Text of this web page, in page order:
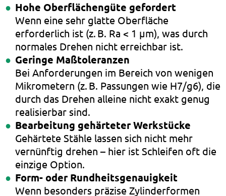
Hohe Oberflächengüte gefordert
Wenn eine sehr glatte Oberfläche
erforderlich ist (z. B. Ra < 1 µm), was durch
normales Drehen nicht erreichbar ist.
Geringe Maßtoleranzen
Bei Anforderungen im Bereich von wenigen
Mikrometern (z. B. Passungen wie H7/g6), die
durch das Drehen alleine nicht exakt genug
realisierbar sind.
Bearbeitung gehärteter Werkstücke
Gehärtete Stähle lassen sich nicht mehr
vernünftig drehen – hier ist Schleifen oft die
einzige Option.
Form- oder Rundheitsgenauigkeit
Wenn besonders präzise Zylinderformen